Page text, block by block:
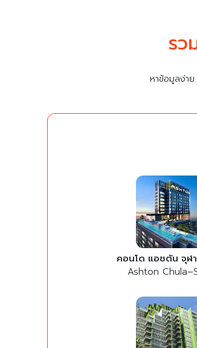
รว
หาข้อมูลง่า
คอนโด แอชตัน จุฬ
Ashton